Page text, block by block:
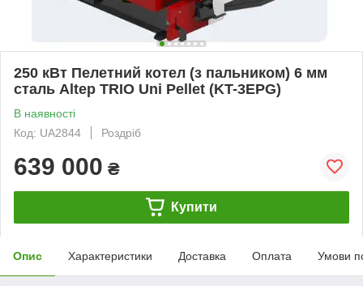
250 кВт Пелетний котел (з пальником) 6 мм
сталь Altep TRIO Uni Pellet (KT-3EPG)
В наявності
Код: UA2844
Роздріб
639 000 ₴
Купити
Опис Характеристики Доставка Оплата Умови